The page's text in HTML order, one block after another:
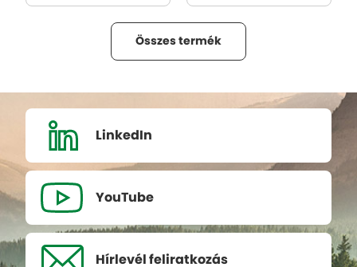
Összes termék
LinkedIn
YouTube
Hírlevél feliratkozás